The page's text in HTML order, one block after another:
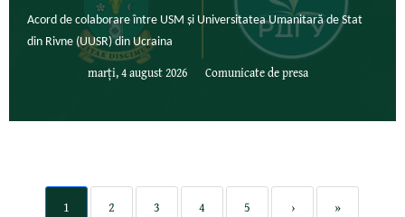
Acord de colaborare între USM și Universitatea Umanitară de Stat
din Rivne (UUSR) din Ucraina
marți, 4 august 2026 Comunicate de presa
1 2 3 4 5 › »